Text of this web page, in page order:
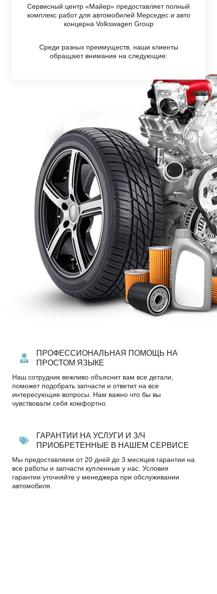
Сервисный центр «Майер» предоставляет полный
комплекс работ для автомобилей Мерседес и авто
концерна Volkswagen Group
Среди разных преимуществ, наши клиенты
обращают внимание на следующие:
ПРОФЕССИОНАЛЬНАЯ ПОМОЩЬ НА
ПРОСТОМ ЯЗЫКЕ
Наш сотрудник вежливо объяснит вам все детали,
поможет подобрать запчасти и ответит на все
интересующие вопросы. Нам важно что бы вы
чувствовали себя комфортно.
ГАРАНТИИ НА УСЛУГИ И З/Ч
ПРИОБРЕТЕННЫЕ В НАШЕМ СЕРВИСЕ
Мы предоставляем от 20 дней до 3 месяцев гарантии на
все работы и запчасти купленные у нас. Условия
гарантии уточняйте у менеджера при обслуживании
автомобиля.